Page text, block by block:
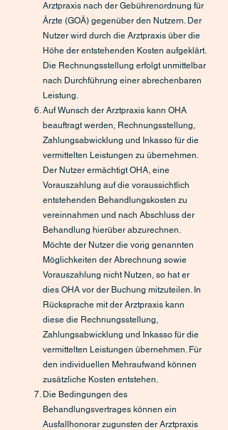
Arztpraxis nach der Gebührenordnung für
Ärzte (GOÄ) gegenüber den Nutzern. Der
Nutzer wird durch die Arztpraxis über die
Höhe der entstehenden Kosten aufgeklärt.
Die Rechnungsstellung erfolgt unmittelbar
nach Durchführung einer abrechenbaren
Leistung.
Auf Wunsch der Arztpraxis kann OHA
beauftragt werden, Rechnungsstellung,
Zahlungsabwicklung und Inkasso für die
vermittelten Leistungen zu übernehmen.
Der Nutzer ermächtigt OHA, eine
Vorauszahlung auf die voraussichtlich
entstehenden Behandlungskosten zu
vereinnahmen und nach Abschluss der
Behandlung hierüber abzurechnen.
Möchte der Nutzer die vorig genannten
Möglichkeiten der Abrechnung sowie
Vorauszahlung nicht Nutzen, so hat er
dies OHA vor der Buchung mitzuteilen. In
Rücksprache mit der Arztpraxis kann
diese die Rechnungsstellung,
Zahlungsabwicklung und Inkasso für die
vermittelten Leistungen übernehmen. Für
den individuellen Mehraufwand können
zusätzliche Kosten entstehen.
Die Bedingungen des
Behandlungsvertrages können ein
Ausfallhonorar zugunsten der Arztpraxis